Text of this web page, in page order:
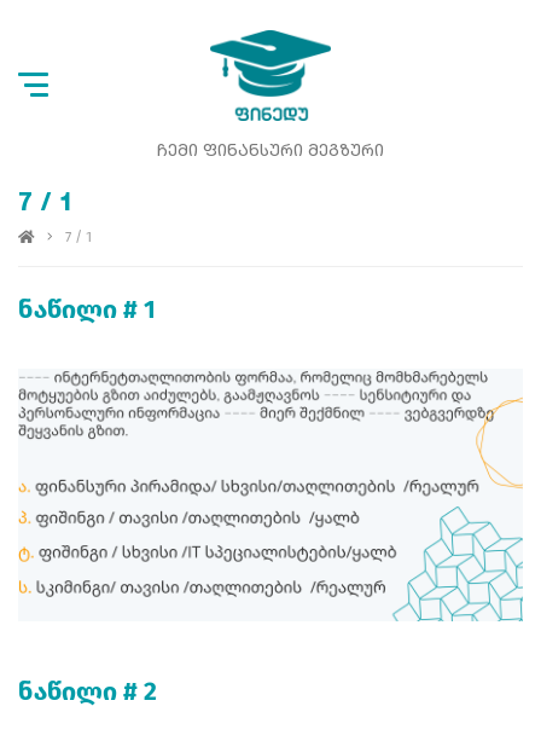
ᲩᲔᲛᲘ ᲤᲘᲜᲐᲜᲡᲣᲠᲘ ᲛᲔᲒᲖᲣᲠᲘ
7 / 1
7 / 1
ნაწილი # 1
ნაწილი # 2